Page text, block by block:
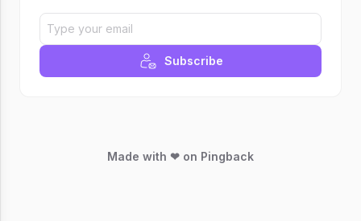
Subscribe
Made with ❤ on Pingback